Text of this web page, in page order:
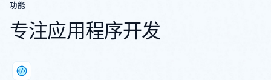
功能
专注应用程序开发